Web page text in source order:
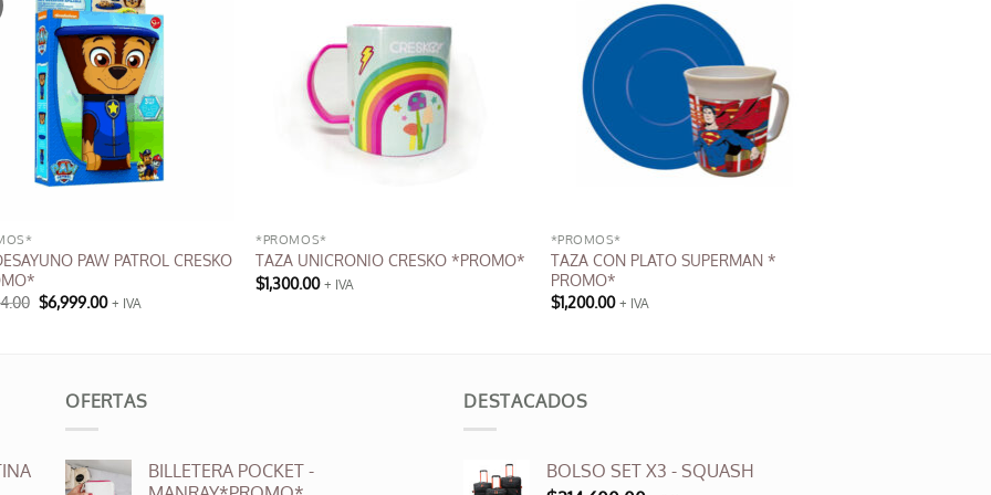
PAW PATROL CRESKO
El
precio
$6,999.00El+ IVA
*PROMOS*
TAZA UNICRONIO CRESKO *PROMO*
$1,300.00 + IVA
*PROMOS*
TAZA CON PLATO SUPERMAN *
PROMO*
$1,200.00 + IVA
OFERTAS
BILLETERA POCKET -
DESTACADOS
BOLSO SET X3 - SQUASH